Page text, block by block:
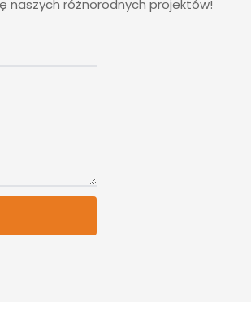
naszych różnorodnych projektów!